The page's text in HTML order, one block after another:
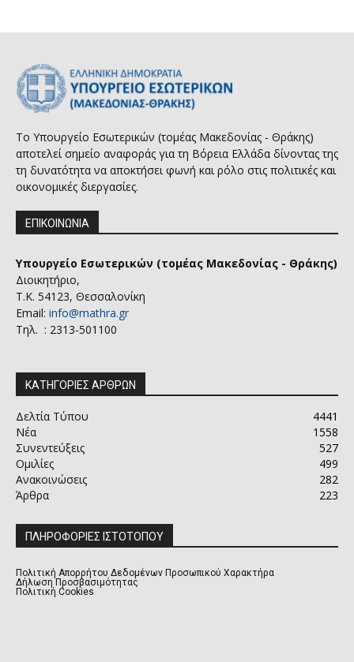
Το Υπουργείο Εσωτερικών (τομέας Μακεδονίας - Θράκης)
αποτελεί σημείο αναφοράς για τη Βόρεια Ελλάδα δίνοντας της
τη δυνατότητα να αποκτήσει φωνή και ρόλο στις πολιτικές και
οικονομικές διεργασίες.
ΕΠΙΚΟΙΝΩΝΙΑ
Υπουργείο Εσωτερικών (τομέας Μακεδονίας - Θράκης)
Διοικητήριο,
Τ.Κ. 54123, Θεσσαλονίκη
Email: info@mathra.gr
Τηλ. : 2313-501100
ΚΑΤΗΓΟΡΙΕΣ ΑΡΘΡΩΝ
Δελτία Τύπου
4441
Νέα
1558
Συνεντεύξεις
527
Ομιλίες
499
Ανακοινώσεις
282
Άρθρα
223
ΠΛΗΡΟΦΟΡΙΕΣ ΙΣΤΟΤΟΠΟΥ
Πολιτική Απορρήτου Δεδομένων Προσωπικού Χαρακτήρα
Δήλωση Προσβασιμότητας
Πολιτική Cookies